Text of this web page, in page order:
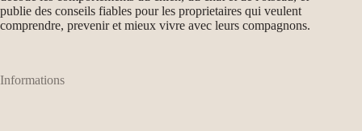
publie des conseils fiables pour les proprietaires qui veulent
comprendre, prevenir et mieux vivre avec leurs compagnons.
Informations